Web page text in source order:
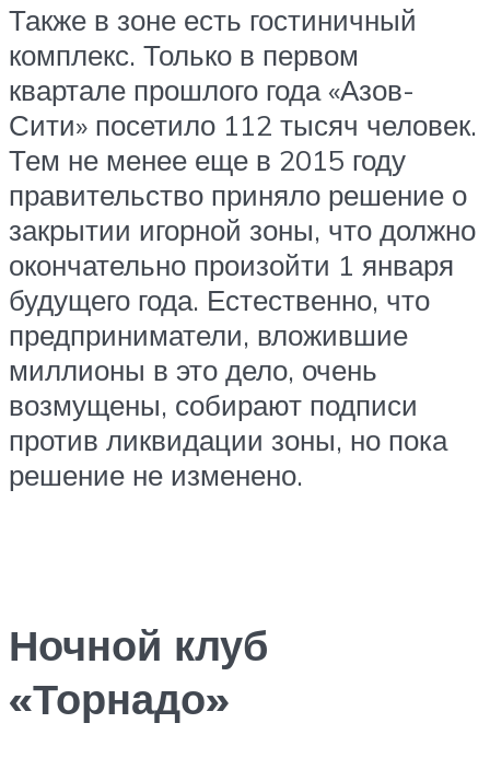
Также в зоне есть гостиничный
комплекс. Только в первом
квартале прошлого года «Азов-
Сити» посетило 112 тысяч человек.
Тем не менее еще в 2015 году
правительство приняло решение о
закрытии игорной зоны, что должно
окончательно произойти 1 января
будущего года. Естественно, что
предприниматели, вложившие
миллионы в это дело, очень
возмущены, собирают подписи
против ликвидации зоны, но пока
решение не изменено.
Ночной клуб
«Торнадо»